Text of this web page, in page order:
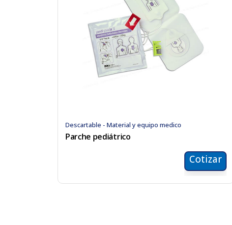
Descartable - Material y equipo medico
Parche pediátrico
Cotizar